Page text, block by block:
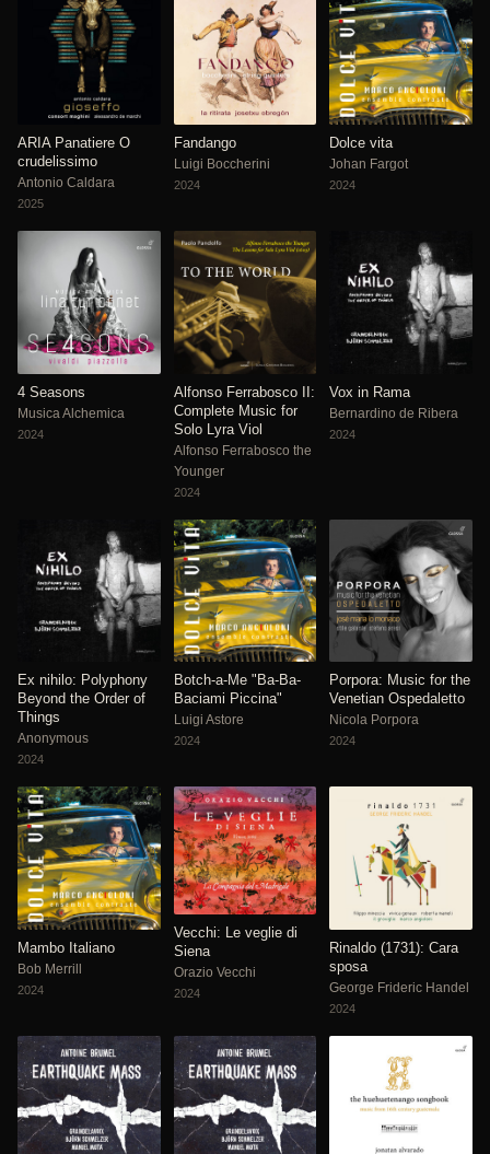
ARIA Panatiere O
crudelissimo
Antonio Caldara
2025
Fandango
Luigi Boccherini
2024
Dolce vita
Johan Fargot
2024
4 Seasons
Musica Alchemica
2024
Alfonso Ferrabosco II:
Complete Music for
Solo Lyra Viol
Alfonso Ferrabosco the
Younger
2024
Vox in Rama
Bernardino de Ribera
2024
Ex nihilo: Polyphony
Beyond the Order of
Things
Anonymous
2024
Botch-a-Me "Ba-Ba-
Baciami Piccina"
Luigi Astore
2024
Porpora: Music for the
Venetian Ospedaletto
Nicola Porpora
2024
Mambo Italiano
Bob Merrill
2024
Vecchi: Le veglie di
Siena
Orazio Vecchi
2024
Rinaldo (1731): Cara
sposa
George Frideric Handel
2024